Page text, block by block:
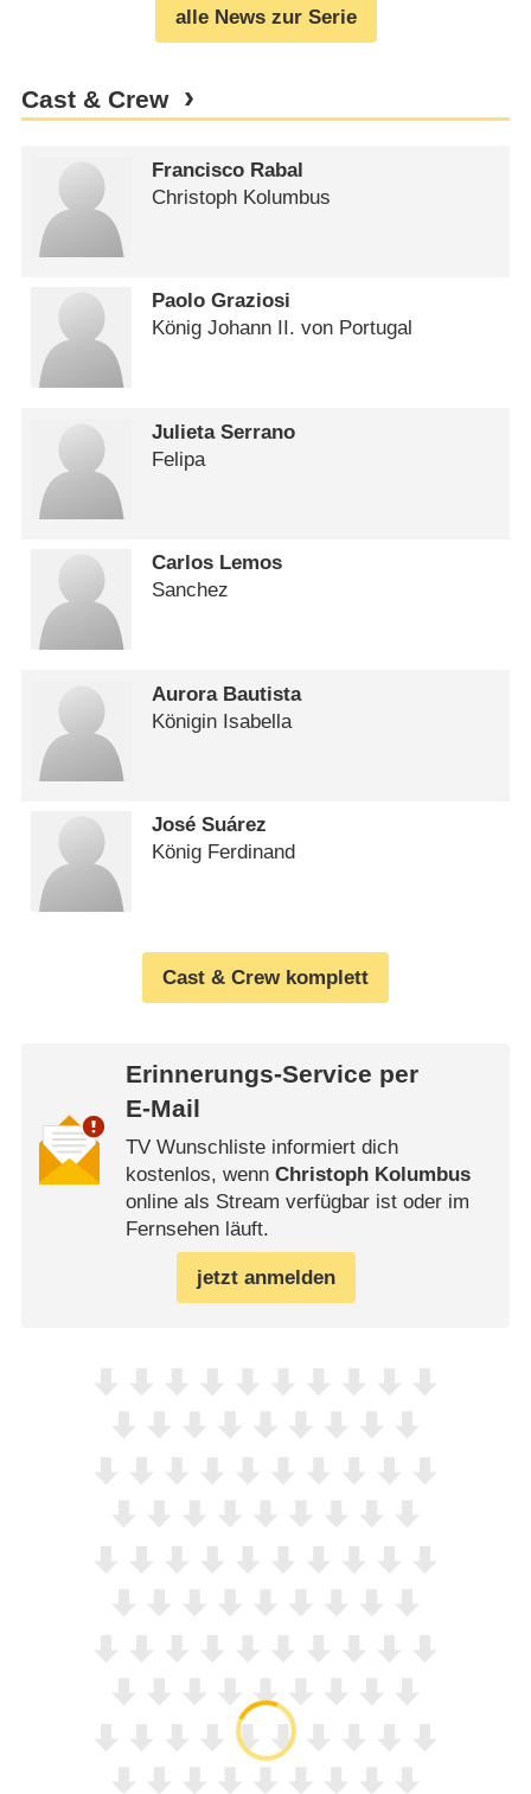
alle News zur Serie
Cast & Crew
Francisco Rabal
Christoph Kolumbus
Paolo Graziosi
König Johann II. von Portugal
Julieta Serrano
Felipa
Carlos Lemos
Sanchez
Aurora Bautista
Königin Isabella
José Suárez
König Ferdinand
Cast & Crew komplett
Erinnerungs-Service per
E-Mail
TV Wunschliste informiert dich
kostenlos, wenn Christoph Kolumbus
online als Stream verfügbar ist oder im
Fernsehen läuft.
jetzt anmelden